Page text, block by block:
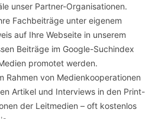
unser Partner-Organisationen.
Fachbeiträge unter eigenem
auf Ihre Webseite in unserem
Beiträge im Google-Suchindex
promotet werden.
Rahmen von Medienkooperationen
Artikel und Interviews in den Print-
der Leitmedien – oft kostenlos